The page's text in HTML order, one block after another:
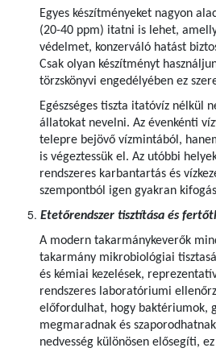
Egyes készítményeket nagyon
(20-40 ppm) itatni is lehet,
védelmet, konzerváló hatást
Csak olyan készítményt
törzskönyvi engedélyében ez
Egészséges tiszta itatóvíz nélkül
állatokat nevelni. Az évenkénti
telepre bejövő vízmintából,
is végeztessük el. Az utóbbi
rendszeres karbantartás és
szempontból igen gyakran
Etetőrendszer tisztítása és
A modern takarmánykeverők
takarmány mikrobiológiai
és kémiai kezelések,
rendszeres laboratóriumi
előfordulhat, hogy baktériumok,
megmaradnak és
nedvesség különösen elősegíti,